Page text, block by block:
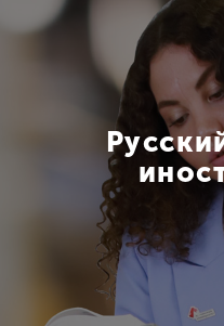
Абитуриенту
Обучение
Наука
Международная
деятельность